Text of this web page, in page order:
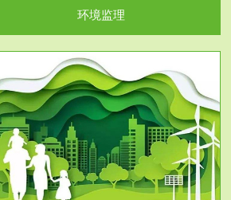
环境监理
服务范围
场地调查及风险评估
受政府或企业委托，对于拟关停搬迁和拟变更土
地利用方式或者土地使...